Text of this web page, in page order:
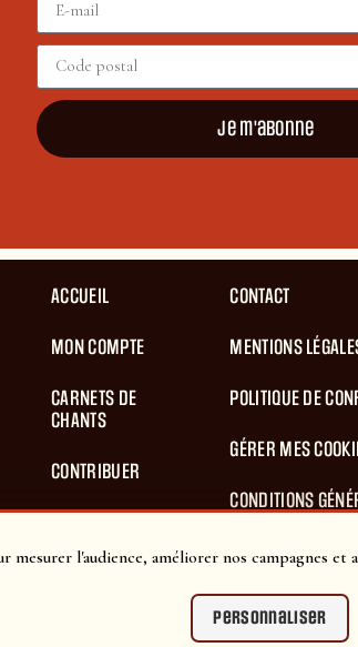
l'audience, améliorer nos campagnes et
Personnaliser
Je m'abonne
ACCUEIL
MON COMPTE
CARNETS DE
CHANTS
CONTRIBUER
CONTACT
MENTIONS
POLITIQUE DE
GÉRER MES
CONDITIONS
CONDITIONS